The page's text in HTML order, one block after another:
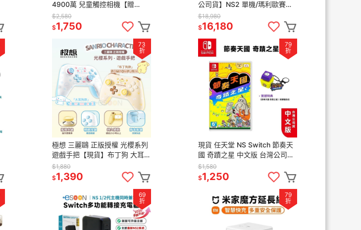
4900萬 兒童觸控相機【贈
64G+保貼+支架】兒童相機 照
相機 相機
$2,580
$1,750
公司貨】NS2 單機/瑪利歐賽
車/Pokopia 現貨 含配件組 原廠
保固
$18,980
$16,180
73
折
極想 三麗鷗 正版授權 光櫻系列
遊戲手把【現貨】布丁狗 大耳狗
支援NS2 PC IOS 安卓 無線手把
控制器
$1,880
$1,390
79
折
現貨 任天堂 NS Switch 節奏天
國 奇蹟之星 中文版 台灣公司貨
附特典 節奏天國 節奏 音樂遊戲
派對 同樂
$1,580
$1,250
69
折
79
折